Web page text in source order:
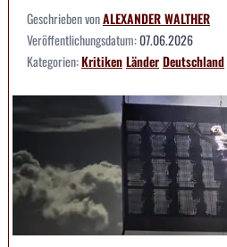
Geschrieben vonALEXANDER WALTHER
Veröffentlichungsdatum:07.06.2026
Kategorien:KritikenLänderDeutschland